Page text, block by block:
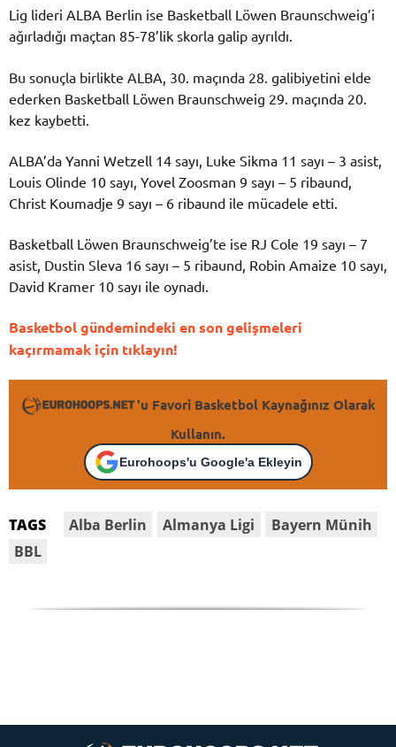
Lig lideri ALBA Berlin ise Basketball Löwen Braunschweig’i
ağırladığı maçtan 85-78’lik skorla galip ayrıldı.
Bu sonuçla birlikte ALBA, 30. maçında 28. galibiyetini elde
ederken Basketball Löwen Braunschweig 29. maçında 20.
kez kaybetti.
ALBA’da Yanni Wetzell 14 sayı, Luke Sikma 11 sayı – 3 asist,
Louis Olinde 10 sayı, Yovel Zoosman 9 sayı – 5 ribaund,
Christ Koumadje 9 sayı – 6 ribaund ile mücadele etti.
Basketball Löwen Braunschweig’te ise RJ Cole 19 sayı – 7
asist, Dustin Sleva 16 sayı – 5 ribaund, Robin Amaize 10 sayı,
David Kramer 10 sayı ile oynadı.
Basketbol gündemindeki en son gelişmeleri
kaçırmamak için tıklayın!
'u Favori Basketbol Kaynağınız Olarak
Kullanın.
Eurohoops'u Google'a Ekleyin
TAGS Alba Berlin Almanya Ligi
Bayern Münih
BBL